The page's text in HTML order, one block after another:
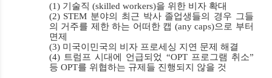
(1) 기술직 (skilled workers)을 위한 비자 확대
(2) STEM 분야의 최근 박사 졸업생들의 경우 그들
의 거주를 제한 하는 어떠한 캡 (any caps)으로 부터
면제
(3) 미국이민국의 비자 프로세싱 지연 문제 해결
(4) 트럼프 시대에 언급되었 “OPT 프로그램 취소”
등 OPT를 위협하는 규제들 진행되지 않을 것